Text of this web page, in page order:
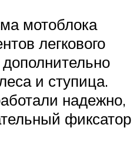
мотоблока
легкового
дополнительно
и ступица.
надежно,
фиксатор